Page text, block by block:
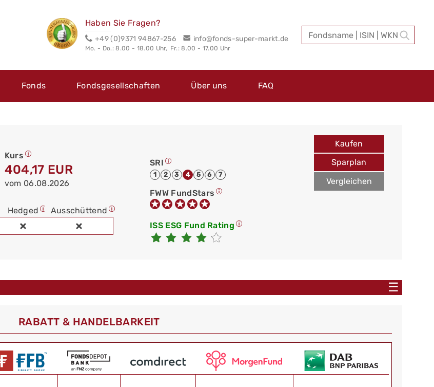
Haben Sie Fragen?
+49 (0)9371 94867-256 info@fonds-super-markt.de
Mo. - Do.: 8.00 - 18.00 Uhr, Fr.: 8.00 - 17.00 Uhr
Fonds Fondsgesellschaften Über uns FAQ
Kurs
404,17 EUR
vom 06.08.2026
Hedged
Ausschüttend
SRI
1 2 3 4 5 6 7
FWW FundStars
ISS ESG Fund Rating
Kaufen
Sparplan
Vergleichen
☰
RABATT & HANDELBARKEIT